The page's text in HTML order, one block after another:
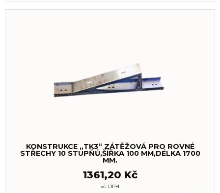
KONSTRUKCE „TK3“ ZÁTĚŽOVÁ PRO ROVNÉ
STŘECHY 10 STUPŇŮ,ŠÍŘKA 100 MM,DÉLKA 1700
MM.
1361,20 Kč
vč. DPH